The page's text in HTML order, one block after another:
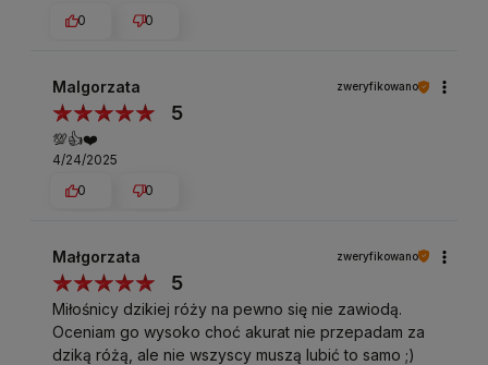
0
0
Malgorzata zweryfikowano
5
💯👍️❤️
4/24/2025
0
0
Małgorzata zweryfikowano
5
Miłośnicy dzikiej róży na pewno się nie zawiodą.
Oceniam go wysoko choć akurat nie przepadam za
dziką różą, ale nie wszyscy muszą lubić to samo ;)